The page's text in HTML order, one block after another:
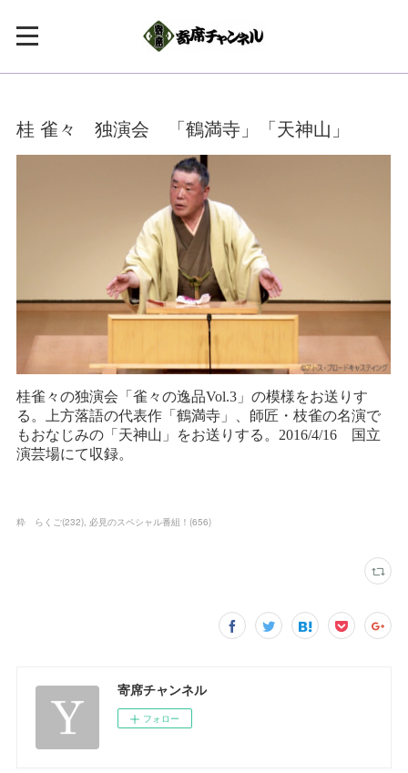
桂 雀々 独演会 「鶴満寺」「天神山」
粋 らくご(232) 必見のスペシャル番組！ (656)
寄席チャンネル
フォロー